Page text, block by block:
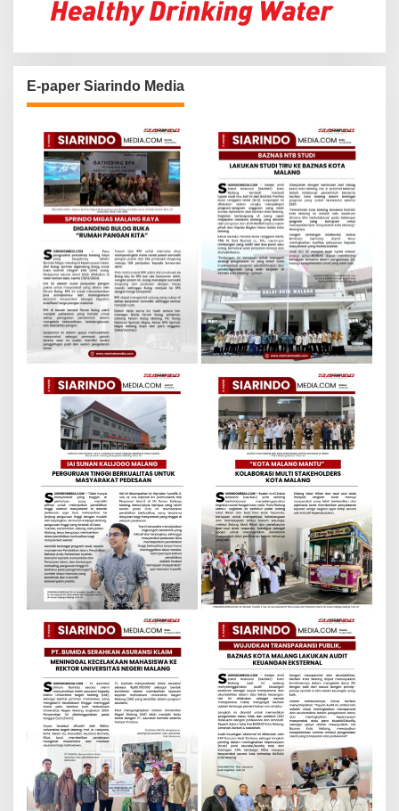
E-paper Siarindo Media